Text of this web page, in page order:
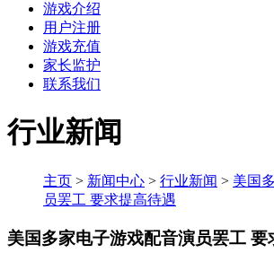
游戏介绍
用户注册
游戏充值
家长监护
联系我们
行业新闻
主页 > 新闻中心 > 行业新闻 > 美国
员罢工 要求提高待遇
美国多家电子游戏配音演员罢工 要